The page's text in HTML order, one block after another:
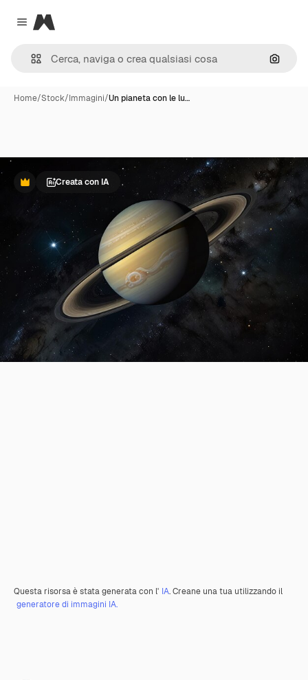
Close menu
Magnific
Cerca
Home/Stock/Immagini/Un pianeta con le lu…
PremiumCreata con IA
Questa risorsa è stata generata con l' IA. Creane una tua utilizzando il
generatore di immagini IA.